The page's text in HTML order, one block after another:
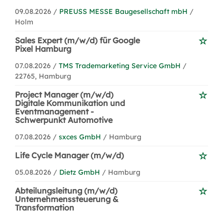
09.08.2026 / PREUSS MESSE Baugesellschaft mbH /
Holm
Sales Expert (m/w/d) für Google
Pixel Hamburg
07.08.2026 / TMS Trademarketing Service GmbH /
22765, Hamburg
Project Manager (m/w/d)
Digitale Kommunikation und
Eventmanagement -
Schwerpunkt Automotive
07.08.2026 / sxces GmbH / Hamburg
Life Cycle Manager (m/w/d)
05.08.2026 / Dietz GmbH / Hamburg
Abteilungsleitung (m/w/d)
Unternehmenssteuerung &
Transformation